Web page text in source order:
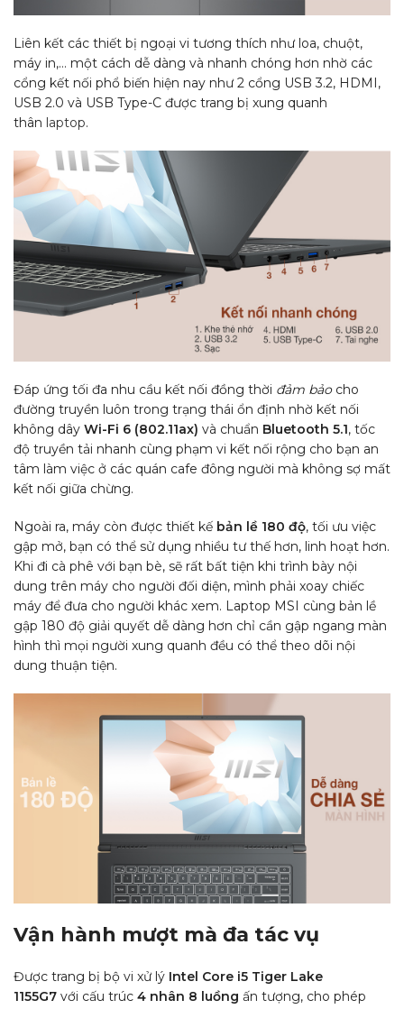
Liên kết các thiết bị ngoại vi tương thích như loa, chuột,
máy in,… một cách dễ dàng và nhanh chóng hơn nhờ các
cổng kết nối phổ biến hiện nay như 2 cổng USB 3.2, HDMI,
USB 2.0 và USB Type-C được trang bị xung quanh
thân laptop.
Đáp ứng tối đa nhu cầu kết nối đồng thời đảm bảo cho
đường truyền luôn trong trạng thái ổn định nhờ kết nối
không dây Wi-Fi 6 (802.11ax) và chuẩn Bluetooth 5.1, tốc
độ truyền tải nhanh cùng phạm vi kết nối rộng cho bạn an
tâm làm việc ở các quán cafe đông người mà không sợ mất
kết nối giữa chừng.
Ngoài ra, máy còn được thiết kế bản lề 180 độ, tối ưu việc
gập mở, bạn có thể sử dụng nhiều tư thế hơn, linh hoạt hơn.
Khi đi cà phê với bạn bè, sẽ rất bất tiện khi trình bày nội
dung trên máy cho người đối diện, mình phải xoay chiếc
máy để đưa cho người khác xem. Laptop MSI cùng bản lề
gập 180 độ giải quyết dễ dàng hơn chỉ cần gập ngang màn
hình thì mọi người xung quanh đều có thể theo dõi nội
dung thuận tiện.
Vận hành mượt mà đa tác vụ
Được trang bị bộ vi xử lý Intel Core i5 Tiger Lake
1155G7 với cấu trúc 4 nhân 8 luồng ấn tượng, cho phép